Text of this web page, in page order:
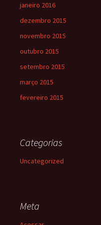
janeiro 2016
dezembro 2015
novembro 2015
outubro 2015
setembro 2015
março 2015
fevereiro 2015
Categorias
Uncategorized
Meta